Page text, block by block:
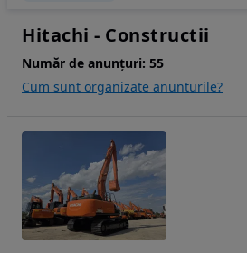
Hitachi - Constructii
Număr de anunțuri: 55
Cum sunt organizate anunturile?